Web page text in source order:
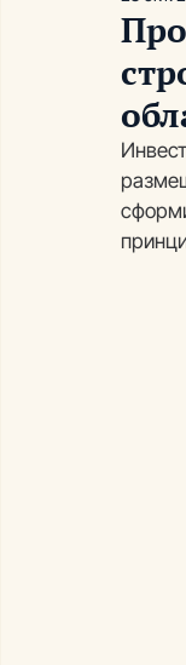
Wellness-центр
Аналитика, термы